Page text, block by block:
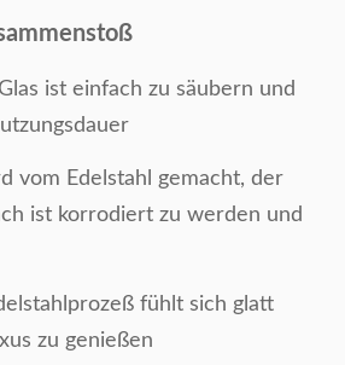
ist einfach zu säubern und
vom Edelstahl gemacht, der
ist korrodiert zu werden und
fühlt sich glatt
zu genießen